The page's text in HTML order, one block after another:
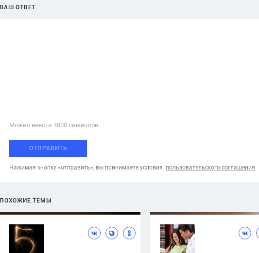
ВАШ ОТВЕТ
Можно ввести 4000 cимволов
ОТПРАВИТЬ
Нажимая кнопку «отправить», вы принимаете условия пользовательского соглашения
ПОХОЖИЕ ТЕМЫ